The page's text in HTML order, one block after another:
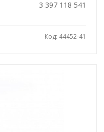
3 397 118 541
Код: 44452-41